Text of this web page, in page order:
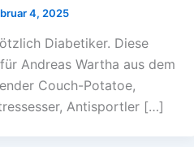
4, 2025
Diabetiker. Diese
Andreas Wartha aus dem
Couch-Potatoe,
Antisportler […]